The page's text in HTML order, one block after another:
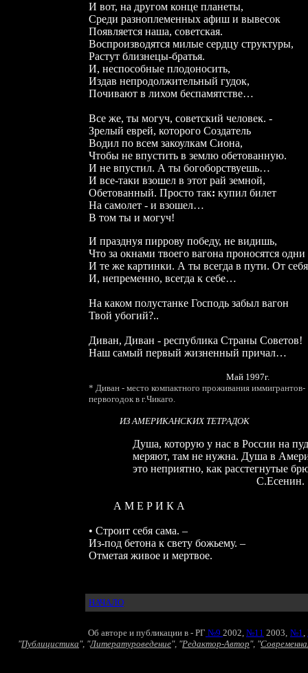
И вот, на другом конце планеты,
Среди разноплеменных афиш и вывесок
Появляется наша, советская.
Воспроизводятся милые сердцу структуры,
Растут близнецы-братья.
И, неспособные плодоносить,
Издав непродолжительный гудок,
Почивают в лихом беспамятстве…
Все же, ты могуч, советский человек. -
Зрелый еврей, которого Создатель
Водил по всем закоулкам Сиона,
Чтобы не впустить в землю обетованную.
И не впустил. А ты богоборствуешь…
И все-таки взошел в этот рай земной,
Обетованный. Просто так: купил билет
На самолет - и взошел…
В том ты и могуч!
И празднуя пиррову победу, не видишь,
Что за окнами твоего вагона проносятся одни
И те же картинки. А ты всегда в пути. От
И, непременно, всегда к себе…
На каком полустанке Господь забыл вагон
Твой убогий?..
Диван, Диван - республика Страны Советов!
Наш самый первый жизненный причал…
Май 1997г.
* Диван - место компактного проживания иммигрантов-
первогодок в г.Чикаго.
ИЗ АМЕРИКАНСКИХ ТЕТРАДОК
Душа, которую у нас в России на
меряют, там не нужна. Душа в
это неприятно, как расстегнутые
C.Есенин.
А М Е Р И К А
• Строит себя сама. –
Из-под бетона к свету божьему. –
Отметая живое и мертвое.
НАЧАЛО
Об авторе и публикации в - РГ №9 2002, №11 2003, №1,
"Публицистика", "Литературоведение", "Редактор-Автор", "